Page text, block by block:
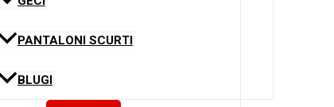
PANTALONI SCURTI
BLUGI